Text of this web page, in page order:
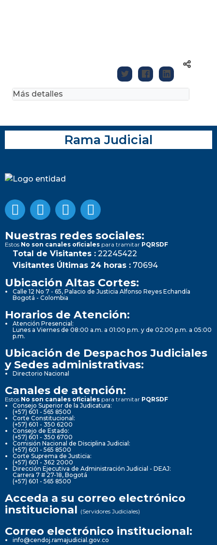
Más detalles
Rama Judicial
Nuestras redes sociales:
Estos No son canales oficiales para tramitar PQRSDF
Total de Visitantes : 22245422
Visitantes Últimas 24 horas : 70694
Ubicación Altas Cortes:
Calle 12 No 7 - 65, Palacio de Justicia Alfonso Reyes Echandía
Bogotá - Colombia
Horarios de Atención:
Atención Presencial:
Lunes a Viernes de 08:00 a.m. a 01:00 p.m. y de 02:00 p.m. a 05:00
p.m.
Ubicación de Despachos Judiciales
y Sedes administrativas:
Directorio Nacional
Canales de atención:
Estos No son canales oficiales para tramitar PQRSDF
Consejo Superior de la Judicatura:
(+57) 601 - 565 8500
Corte Constitucional:
(+57) 601 - 350 6200
Consejo de Estado:
(+57) 601 - 350 6700
Comisión Nacional de Disciplina Judicial:
(+57) 601 - 565 8500
Corte Suprema de Justicia:
(+57) 601 - 362 2000
Dirección Ejecutiva de Administración Judicial - DEAJ:
Carrera 7 # 27-18, Bogotá
(+57) 601 - 565 8500
Acceda a su correo electrónico
institucional (Servidores Judiciales)
Correo electrónico institucional:
info@cendoj.ramajudicial.gov.co